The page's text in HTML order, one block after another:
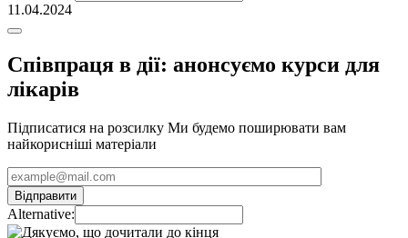
11.04.2024
Співпраця в дії: анонсуємо курси для
лікарів
Підписатися на розсилку Ми будемо поширювати вам
найкорисніші матеріали
Alternative: